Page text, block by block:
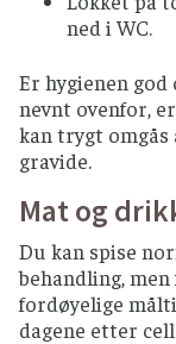
Skyll frukt
rennende
Personer
skal være
forkjølet
som står
ned i WC.
Er hygienen
nevnt ovenfor,
kan trygt omgås
gravide.
Mat og
Du kan spise
behandling,
fordøyelige
dagene etter